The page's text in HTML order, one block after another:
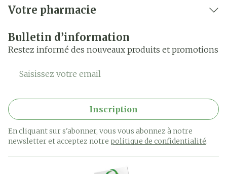
Votre pharmacie
Bulletin d’information
Restez informé des nouveaux produits et promotions
Adresse mail
Inscription
En cliquant sur s'abonner, vous vous abonnez à notre
newsletter et acceptez notre politique de confidentialité.